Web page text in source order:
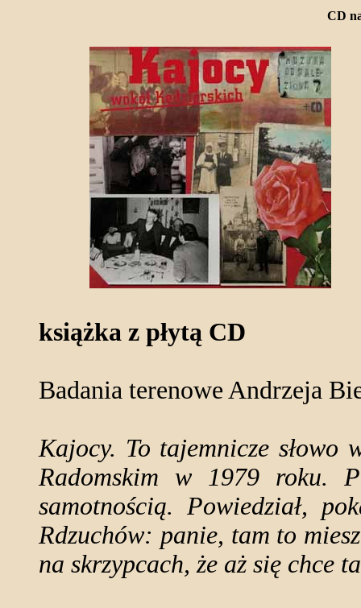
CD
książka z płytą CD
Badania terenowe Andrzeja
Kajocy. To tajemnicze słowo
Radomskim w 1979 roku.
samotnością. Powiedział,
Rdzuchów: panie, tam to
na skrzypcach, że aż się chce